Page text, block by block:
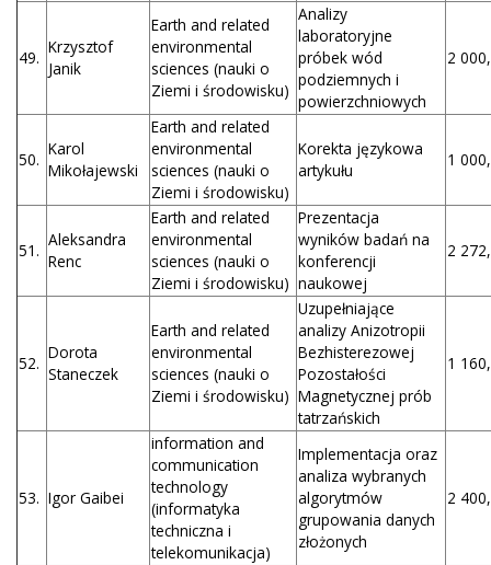
49.
Krzysztof
Janik
Earth and related
environmental
sciences (nauki o
Ziemi i środowisku)
Analizy
laboratoryjne
próbek wód
podziemnych i
powierzchniowych
2
50.
Karol
Mikołajewski
Earth and related
environmental
sciences (nauki o
Ziemi i środowisku)
Korekta językowa
artykułu
1
51.
Aleksandra
Renc
Earth and related
environmental
sciences (nauki o
Ziemi i środowisku)
Prezentacja
wyników badań na
konferencji
naukowej
2
52.
Dorota
Staneczek
Earth and related
environmental
sciences (nauki o
Ziemi i środowisku)
Uzupełniające
analizy Anizotropii
Bezhisterezowej
Pozostałości
Magnetycznej prób
tatrzańskich
1
53. Igor Gaibei
information and
communication
technology
(informatyka
techniczna i
telekomunikacja)
Implementacja oraz
analiza wybranych
algorytmów
grupowania danych
złożonych
2